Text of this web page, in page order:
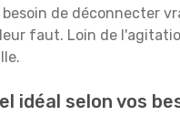
de déconnecter
faut. Loin de
idéal selon vos